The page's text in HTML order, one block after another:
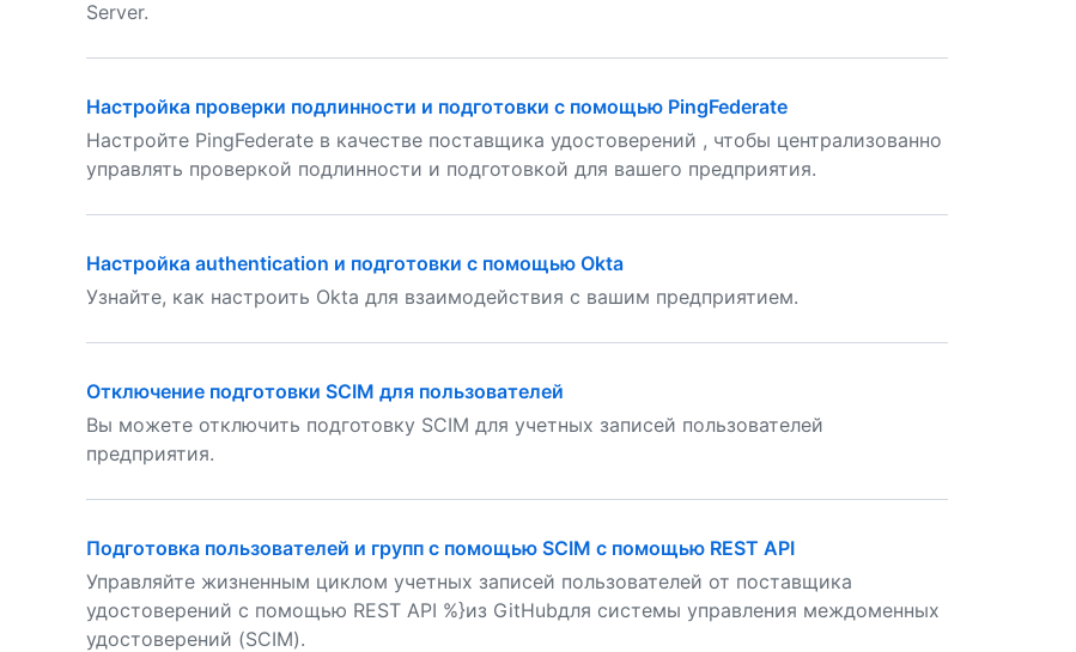
Server.
Настройка проверки подлинности и подготовки с помощью PingFederate
Настройте PingFederate в качестве поставщика удостоверений , чтобы централизованно
управлять проверкой подлинности и подготовкой для вашего предприятия.
Настройка authentication и подготовки с помощью Okta
Узнайте, как настроить Okta для взаимодействия с вашим предприятием.
Отключение подготовки SCIM для пользователей
Вы можете отключить подготовку SCIM для учетных записей пользователей
предприятия.
Подготовка пользователей и групп с помощью SCIM с помощью REST API
Управляйте жизненным циклом учетных записей пользователей от поставщика
удостоверений с помощью REST API %}из GitHubдля системы управления междоменных
удостоверений (SCIM).